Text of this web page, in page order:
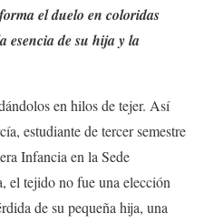
el duelo en coloridas
esencia de su hija y la
en hilos de tejer. Así
estudiante de tercer semestre
Infancia en la Sede
el tejido no fue una elección
de su pequeña hija, una